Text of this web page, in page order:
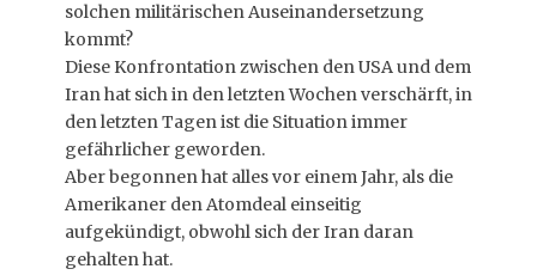
solchen militärischen Auseinandersetzung
kommt?
Diese Konfrontation zwischen den USA und dem
Iran hat sich in den letzten Wochen verschärft, in
den letzten Tagen ist die Situation immer
gefährlicher geworden.
Aber begonnen hat alles vor einem Jahr, als die
Amerikaner den Atomdeal einseitig
aufgekündigt, obwohl sich der Iran daran
gehalten hat.